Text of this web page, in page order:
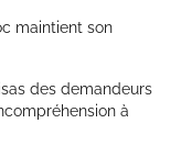
maintient son
des demandeurs
à